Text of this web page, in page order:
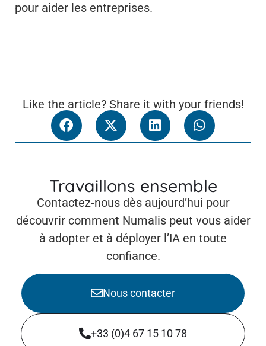
pour aider les entreprises.
Like the article? Share it with your friends!
Travaillons ensemble
Contactez-nous dès aujourd’hui pour
découvrir comment Numalis peut vous aider
à adopter et à déployer l’IA en toute
confiance.
Nous contacter
+33 (0)4 67 15 10 78